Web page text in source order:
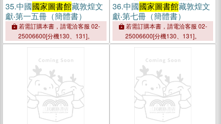
35.中國國家圖書館藏敦煌文
獻‧第一五冊（簡體書）
若需訂購本書，請電洽客服 02-
25006600[分機130、131]。
36.中國國家圖書館藏敦煌文
獻‧第七冊（簡體書）
若需訂購本書，請電洽客服 02-
25006600[分機130、131]。